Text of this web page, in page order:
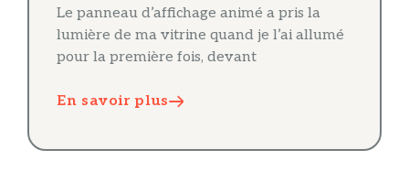
Le panneau d’affichage animé a pris la
lumière de ma vitrine quand je l’ai allumé
pour la première fois, devant
En savoir plus